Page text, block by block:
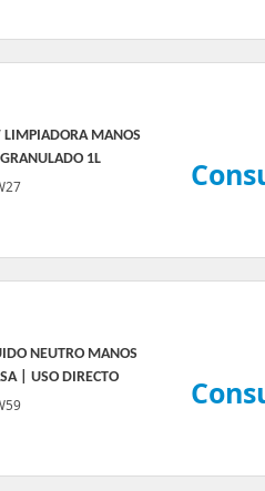
LIMPIADORA MANOS
1L
NEUTRO MANOS
| USO DIRECTO